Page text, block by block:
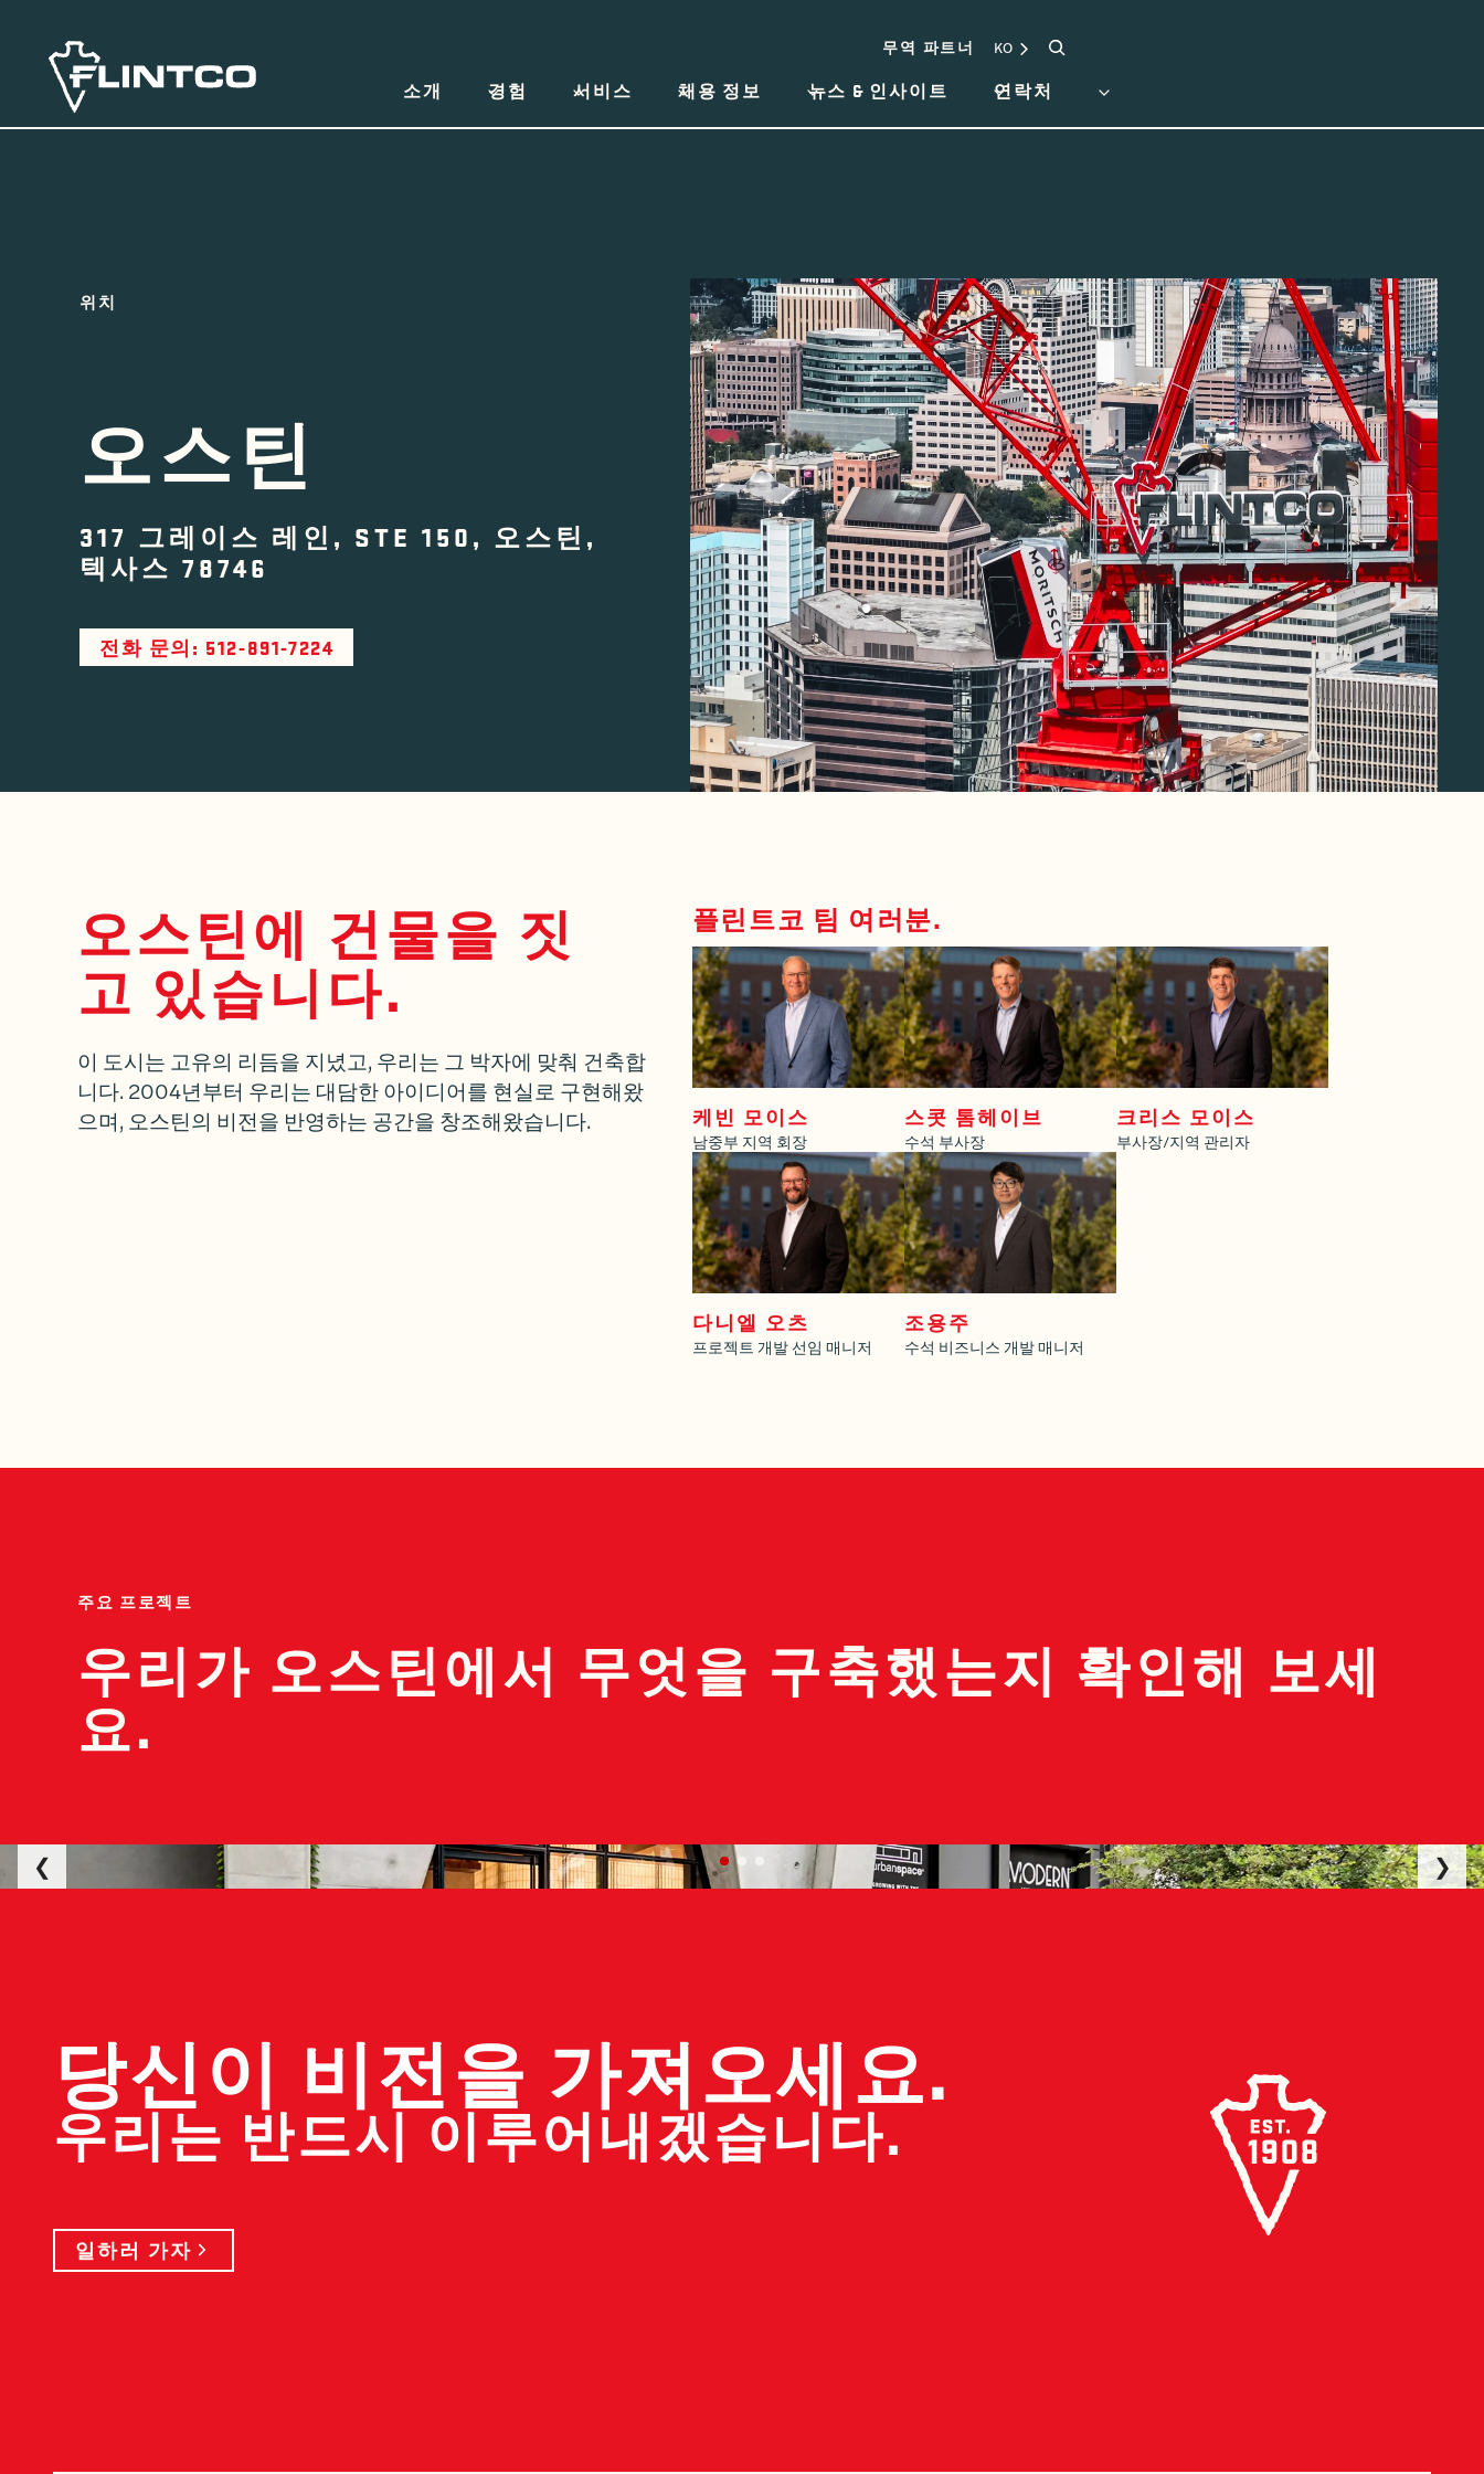
무역 파트너 KO검색
소개 경험 서비스 채용 정보 뉴스 & 인사이트 연락처
위치
오스틴
317 그레이스 레인, STE 150, 오스틴,
텍사스 78746
전화 문의: 512-891-7224
오스틴에 건물을 짓
고 있습니다.
이 도시는 고유의 리듬을 지녔고, 우리는 그 박자에 맞춰 건축합
니다. 2004년부터 우리는 대담한 아이디어를 현실로 구현해왔
으며, 오스틴의 비전을 반영하는 공간을 창조해왔습니다.
플린트코 팀 여러분.
케빈 모이스
남중부 지역 회장
스콧 톰헤이브
수석 부사장
크리스 모이스
부사장/지역 관리자
다니엘 오츠
프로젝트 개발 선임 매니저
조용주
수석 비즈니스 개발 매니저
주요 프로젝트
우리가 오스틴에서 무엇을 구축했는지 확인해 보세
요.
더 모던 오스틴 레지던스
조지 H.W. 부시 주정부 청사
오스틴 커뮤니티 칼리지 하이랜드 캠퍼스
❮ ❯
당신이 비전을 가져오세요.
우리는 반드시 이루어내겠습니다.
일하러 가자